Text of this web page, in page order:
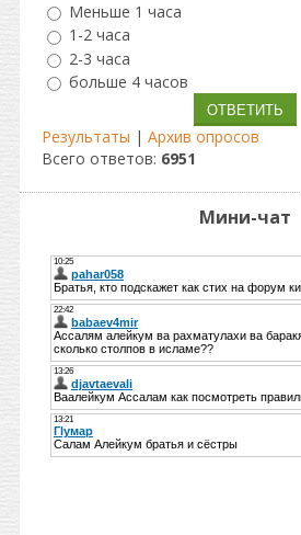
Меньше 1 часа
1-2 часа
2-3 часа
больше 4 часов
Результаты | Архив опросов
Всего ответов: 6951
Мини-чат